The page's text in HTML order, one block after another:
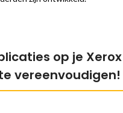
op je Xerox
vereenvoudigen!